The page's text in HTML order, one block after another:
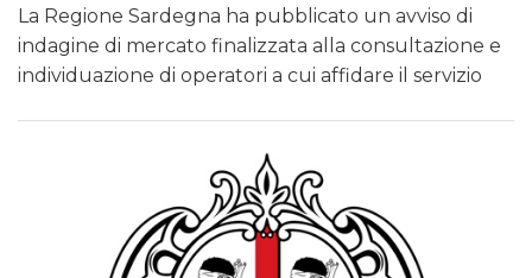
La Regione Sardegna ha pubblicato un avviso di
indagine di mercato finalizzata alla consultazione e
individuazione di operatori a cui affidare il servizio